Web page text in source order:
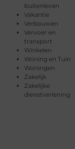
buitenleven
Vakantie
Verbouwen
Vervoer en
transport
Winkelen
Woning en Tuin
Woningen
Zakelijk
Zakelijke
dienstverlening